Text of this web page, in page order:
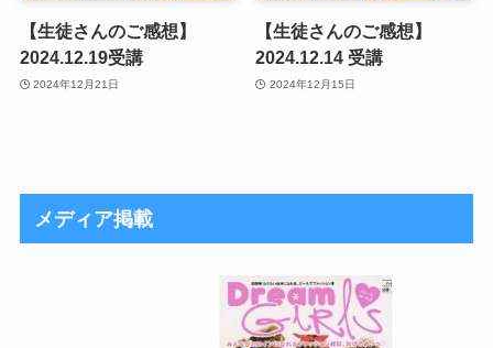
【生徒さんのご感想】
2024.12.19受講
2024年12月21日
【生徒さんのご感想】
2024.12.14 受講
2024年12月15日
メディア掲載